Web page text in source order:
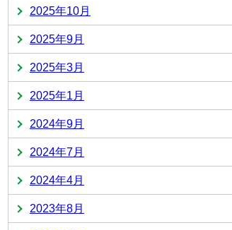
2025年10月
2025年9月
2025年3月
2025年1月
2024年9月
2024年7月
2024年4月
2023年8月